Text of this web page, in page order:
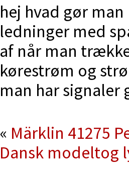
hej hvad gør
ledninger med
af når man
kørestrøm og
man har signaler
« Märklin 41275
Dansk modeltog